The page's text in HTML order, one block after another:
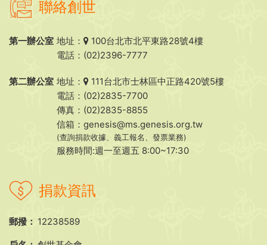
聯絡創世
第一辦公室 地址：
100台北市北平東路28號4樓
電話：(02)2396-7777
第二辦公室 地址：
111台北市士林區中正路420號5樓
電話：(02)2835-7700
傳真：(02)2835-8855
信箱： genesis@ms.genesis.org.tw
(查詢捐款收據、義工報名、發票業務)
服務時間:週一至週五 8:00~17:30
捐款資訊
郵撥： 12238589